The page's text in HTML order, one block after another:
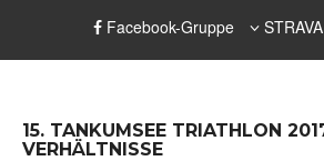
Facebook-Gruppe STRAVA
15. TANKUMSEE TRIATHLON
VERHÄLTNISSE